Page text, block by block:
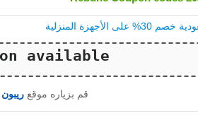
الأجهزة المنزلية
قم بزياره موقع ريبون Rebune